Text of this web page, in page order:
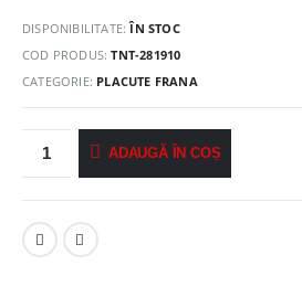
DISPONIBILITATE:ÎN STOC
COD PRODUS:TNT-281910
CATEGORIE: PLACUTE FRANA
ADAUGĂ ÎN COȘ